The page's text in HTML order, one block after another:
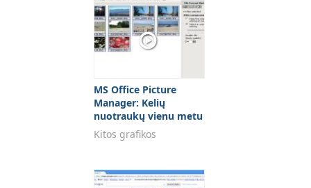
MS Office Picture
Manager: Kelių
nuotraukų vienu metu
"suspaudimas"
nekeiciant nuotr.
Kitos grafikos